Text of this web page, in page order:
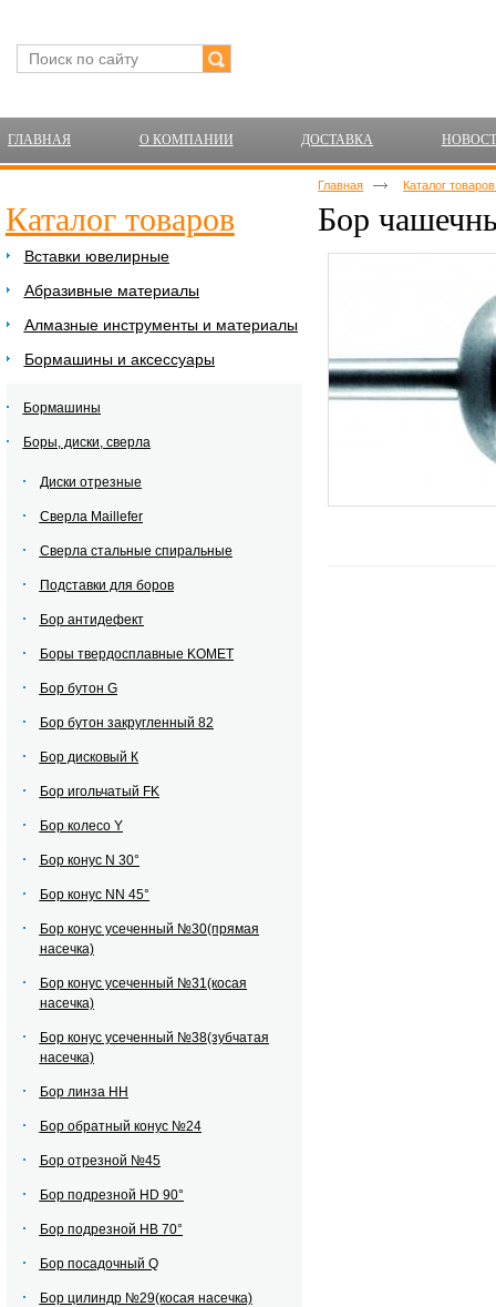
ГЛАВНАЯ О КОМПАНИИ ДОСТАВКА
Каталог товаров
Вставки ювелирные
Абразивные материалы
Алмазные инструменты и материалы
Бормашины и аксессуары
Бормашины
Боры, диски, сверла
Диски отрезные
Сверла Maillefer
Сверла стальные спиральные
Подставки для боров
Бор антидефект
Боры твердосплавные KOMET
Бор бутон G
Бор бутон закругленный 82
Бор дисковый К
Бор игольчатый FK
Бор колесо Y
Бор конус N 30°
Бор конус NN 45°
Бор конус усеченный №30(прямая
насечка)
Бор конус усеченный №31(косая
насечка)
Бор конус усеченный №38(зубчатая
насечка)
Бор линза НН
Бор обратный конус №24
Бор отрезной №45
Бор подрезной HD 90°
Бор подрезной HВ 70°
Бор посадочный Q
Бор цилиндр №29(косая насечка)
Главная Каталог
Бор